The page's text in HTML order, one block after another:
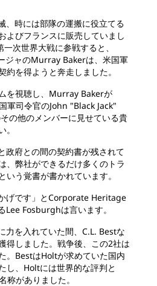
、時には部隊の運搬に役立てる
よびフランスに販売していまし
次世界大戦に参戦すると、
ジャのMurray Bakerは、米国軍
約を得ようと奔走しました。
を視聴し、Murray Bakerが
軍司令官のJohn "Black Jack"
の他のメンバーに見せている貴
政府との間の契約書が残されて
、弊社ができるだけ多くのトラ
いう覚書が書かれています。
げです」とCorporate Heritage
Lee Fosburghは言います。
力を入れていた間、C.L. Bestな
得しました。戦争後、この2社は
。BestはHoltが求めていた国内
し、Holtには世界的な評判と
称がありました。